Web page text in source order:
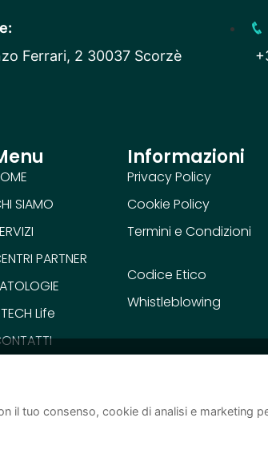
il tuo consenso, cookie di analisi e marketing
Ferrari, 2 30037 Scorzè
SIAMO
PARTNER
Life
Informazioni
Privacy Policy
Cookie Policy
Termini e Condizioni
Codice Etico
Whistleblowing
gli aiuti de minimis ricevuti dalla nostra società sono